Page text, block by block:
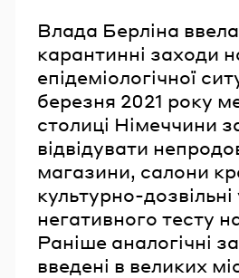
Влада Берліна ввела
карантинні заходи
епідеміологічної
березня 2021 року
столиці Німеччини
відвідувати
магазини, салони
культурно-
негативного тесту
Раніше аналогічні
введені в великих